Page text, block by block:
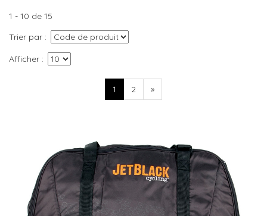
1 - 10 de 15
Trier par
Afficher
1 2 »